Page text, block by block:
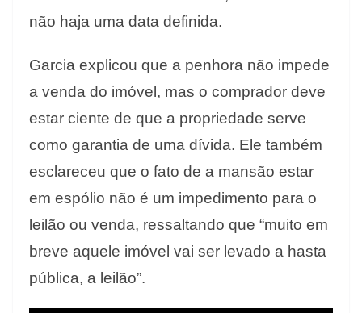
não haja uma data definida.
Garcia explicou que a penhora não impede
a venda do imóvel, mas o comprador deve
estar ciente de que a propriedade serve
como garantia de uma dívida. Ele também
esclareceu que o fato de a mansão estar
em espólio não é um impedimento para o
leilão ou venda, ressaltando que “muito em
breve aquele imóvel vai ser levado a hasta
pública, a leilão”.